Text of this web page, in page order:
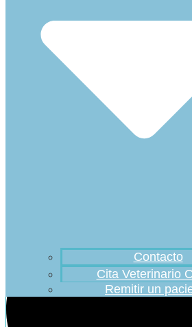
Contacto
Cita Veterinario
Remitir un